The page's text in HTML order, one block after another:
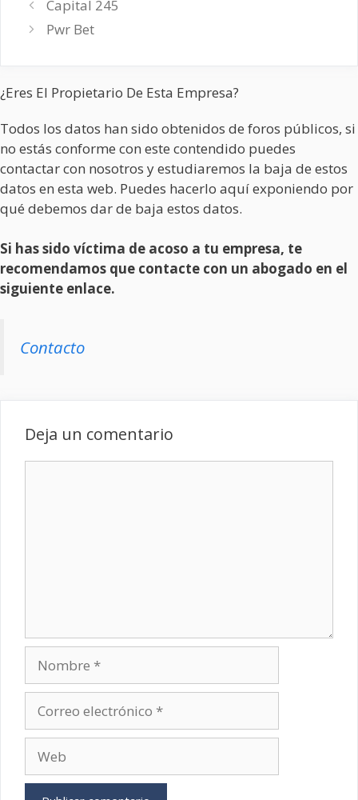
Capital 245
Pwr Bet
¿Eres El Propietario De Esta Empresa?
Todos los datos han sido obtenidos de foros públicos, si
no estás conforme con este contendido puedes
contactar con nosotros y estudiaremos la baja de estos
datos en esta web. Puedes hacerlo aquí exponiendo por
qué debemos dar de baja estos datos.
Si has sido víctima de acoso a tu empresa, te
recomendamos que contacte con un abogado en el
siguiente enlace.
Contacto
Deja un comentario
electrónico